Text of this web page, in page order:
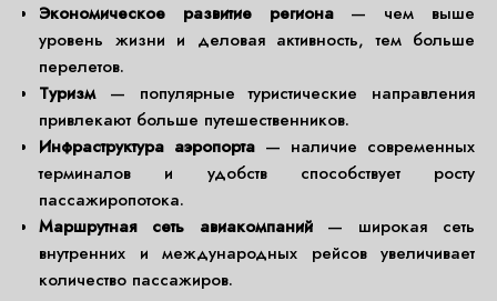
Экономическое развитие региона— чем выше
уровень жизни и деловая активность, тем больше
перелетов.
Туризм— популярные туристические направления
привлекают больше путешественников.
Инфраструктура аэропорта — наличие современных
терминалов и удобств способствует росту
пассажиропотока.
Маршрутная сеть авиакомпаний— широкая сеть
внутренних и международных рейсов увеличивает
количество пассажиров.